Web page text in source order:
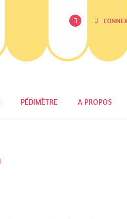
PÉDIMÈTRE A PROPOS